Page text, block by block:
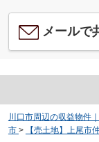
メールで
川口市周辺の収益物件
市 > 【売土地】上尾市